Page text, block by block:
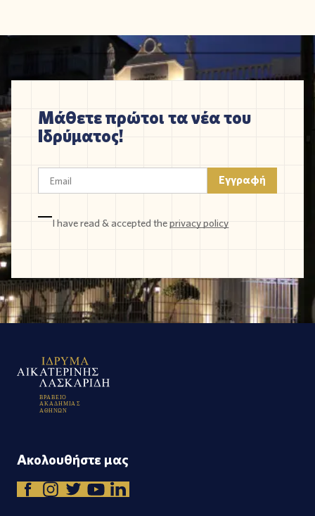
Μάθετε πρώτοι τα νέα του
Ιδρύματος!
I have read & accepted theprivacy policy
ΒΡΑΒΕΙΟ
ΑΚΑΔΗΜΙΑ Σ
Α ΘΗΝΩΝ
Ακολουθήστε μας